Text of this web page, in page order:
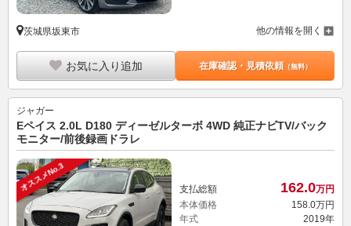
茨城県坂東市 他の情報を開く
お気に入り追加 在庫確認・見積依頼（無料）
ジャガー
Eペイス 2.0L D180 ディーゼルターボ 4WD 純正ナビTV/バック
モニター/前後録画ドラレ
オススメNo.3 支払総額 162.0万円
本体価格
158.0万円
年式
2019年